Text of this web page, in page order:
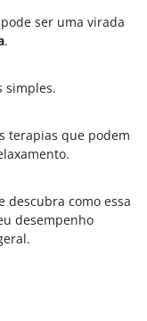
ser uma virada
.
simples.
terapias que podem
descubra como essa
desempenho